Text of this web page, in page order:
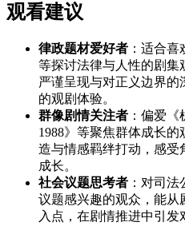
观看建议
律政题材爱好者 ：适合
等探讨法律与人性的剧集
严谨呈现与对正义边界的
的观剧体验。
群像剧情关注者 ：偏爱
1988》等聚焦群体成长
造与情感羁绊打动，感受
成长。
社会议题思考者 ：对司
议题感兴趣的观众，能从
入点，在剧情推进中引发